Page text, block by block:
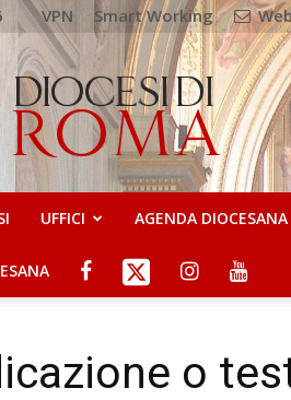
VPN Smart Working
UFFICI AGENDA DIOCESANA
o